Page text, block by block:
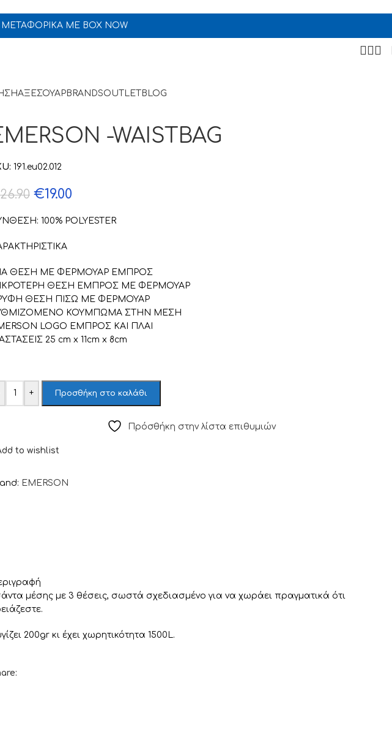
ΜΕ BOX NOW
ΑΞΕΣΟΥΑΡ BRANDSOUTLET BLOG
-WAISTBAG
191.eu02.012
26.90 €19.00
100% POLYESTER
ΘΕΣΗ ΜΕ ΦΕΡΜΟΥΑΡ ΕΜΠΡΟΣ
ΘΕΣΗ ΕΜΠΡΟΣ ΜΕ ΦΕΡΜΟΥΑΡ
ΘΕΣΗ ΠΙΣΩ ΜΕ ΦΕΡΜΟΥΑΡ
ΚΟΥΜΠΩΜΑ ΣΤΗΝ ΜΕΣΗ
LOGO ΕΜΠΡΟΣ ΚΑΙ ΠΛΑΙ
25 cm x 11cm x 8cm
+ Προσθήκη στο καλάθι
Πρόσθήκη στην λίστα επιθυμιών
to wishlist
EMERSON
μέσης με 3 θέσεις, σωστά σχεδιασμένο για να χωράει πραγματικά ότι
200gr κι έχει χωρητικότητα 1500L.